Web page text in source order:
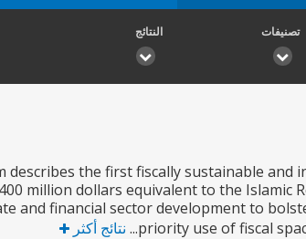
تصنيفات النتائج
describes the first fiscally sustainable
million dollars equivalent to the Islamic
and financial sector development to
priority use of fiscal
نتائج أكثر